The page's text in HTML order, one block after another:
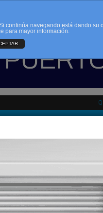
ESPAÑA
continúa navegando está dando
para mayor información.